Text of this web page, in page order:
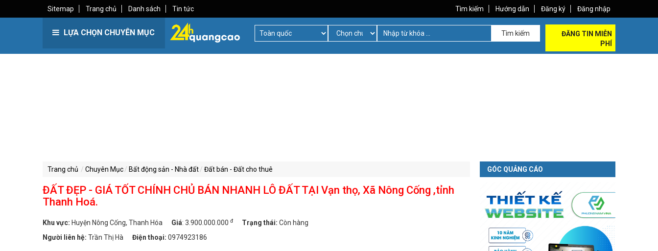
Sitemap Trang chủ Danh sách Tin tức Tìm kiếm Hướng dẫn Đăng ký Đăng nhập
LỰA CHỌN CHUYÊN MỤC Tìm kiếm
ĐĂNG TIN MIỄN
PHÍ
Trang chủ Chuyên Mục Bất động sản - Nhà đất Đất bán - Đất cho thuê
ĐẤT ĐẸP - GIÁ TỐT CHÍNH CHỦ BÁN NHANH LÔ ĐẤT TẠI Vạn thọ, Xã Nông Cống ,tỉnh
Thanh Hoá.
Khu vực: Huyện Nông Cống, Thanh Hóa Giá: 3.900.000.000 đ Trạng thái: Còn hàng
Người liên hệ: Trần Thị Hà Điện thoại: 0974923186
GÓC QUẢNG CÁO